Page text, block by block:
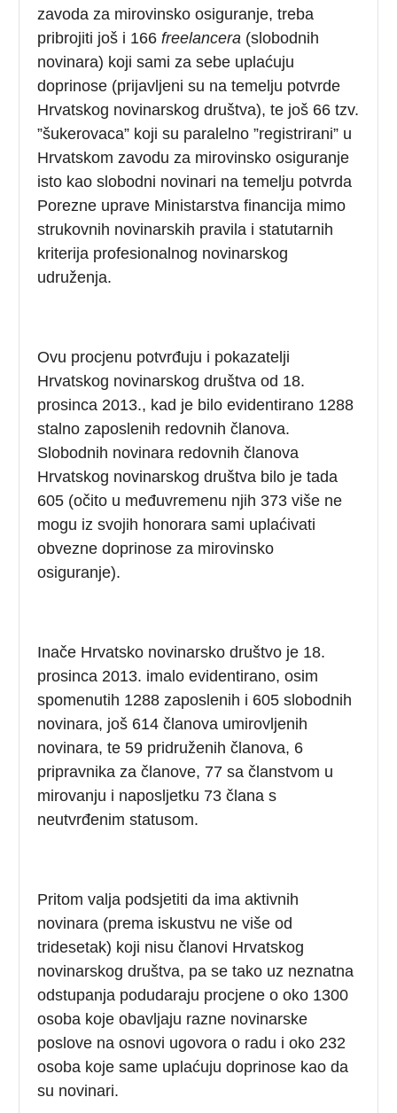
zavoda za mirovinsko osiguranje, treba
pribrojiti još i 166freelancera (slobodnih
novinara) koji sami za sebe uplaćuju
doprinose (prijavljeni su na temelju potvrde
Hrvatskog novinarskog društva), te još 66 tzv.
”šukerovaca” koji su paralelno ”registrirani” u
Hrvatskom zavodu za mirovinsko osiguranje
isto kao slobodni novinari na temelju potvrda
Porezne uprave Ministarstva financija mimo
strukovnih novinarskih pravila i statutarnih
kriterija profesionalnog novinarskog
udruženja.
Ovu procjenu potvrđuju i pokazatelji
Hrvatskog novinarskog društva od 18.
prosinca 2013., kad je bilo evidentirano 1288
stalno zaposlenih redovnih članova.
Slobodnih novinara redovnih članova
Hrvatskog novinarskog društva bilo je tada
605 (očito u međuvremenu njih 373 više ne
mogu iz svojih honorara sami uplaćivati
obvezne doprinose za mirovinsko
osiguranje).
Inače Hrvatsko novinarsko društvo je 18.
prosinca 2013. imalo evidentirano, osim
spomenutih 1288 zaposlenih i 605 slobodnih
novinara, još 614 članova umirovljenih
novinara, te 59 pridruženih članova, 6
pripravnika za članove, 77 sa članstvom u
mirovanju i naposljetku 73 člana s
neutvrđenim statusom.
Pritom valja podsjetiti da ima aktivnih
novinara (prema iskustvu ne više od
tridesetak) koji nisu članovi Hrvatskog
novinarskog društva, pa se tako uz neznatna
odstupanja podudaraju procjene o oko 1300
osoba koje obavljaju razne novinarske
poslove na osnovi ugovora o radu i oko 232
osoba koje same uplaćuju doprinose kao da
su novinari.